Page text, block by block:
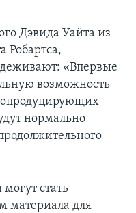
Дэвида Уайта из
Робартса,
«Впервые
возможность
нормально
стать
материала для